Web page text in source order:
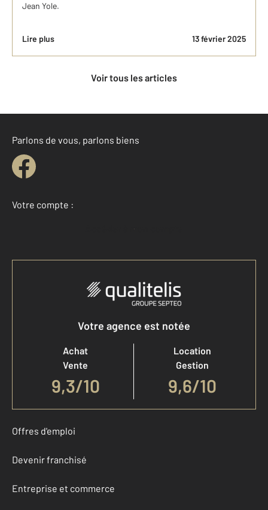
Jean Yole.
Lire plus 13 février 2025
Voir tous les articles
Parlons de vous, parlons biens
Votre compte :
Accéder à mon compte
Votre agence est notée
Achat
Vente
9,3/10
Location
Gestion
9,6/10
Offres d'emploi
Devenir franchisé
Entreprise et commerce